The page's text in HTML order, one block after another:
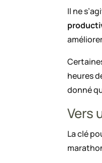
Il ne
heures
donné
Vers
La clé